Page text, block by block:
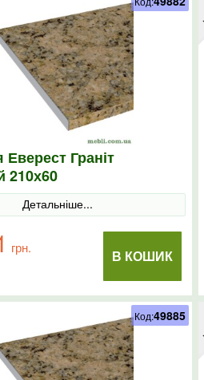
Еверест Граніт
210х60
Детальніше...
В КОШИК
грн.
Код:49885